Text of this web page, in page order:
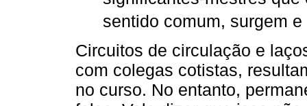
sentido comum, surgem
Circuitos de circulação e
com colegas cotistas,
no curso. No entanto,